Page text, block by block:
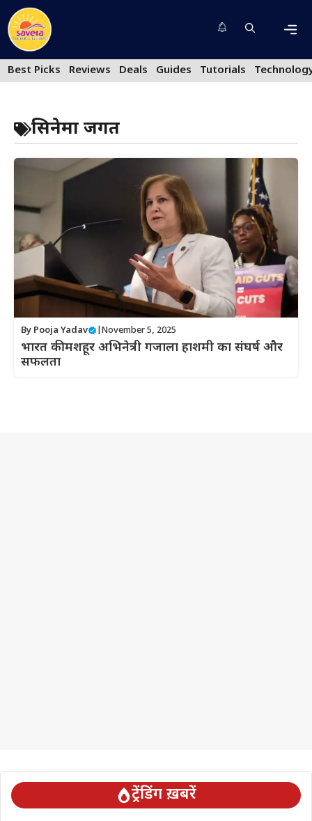
Skip
to
content
Best Picks
Reviews Deals Guides Tutorials
सिनेमा जगत
By Pooja Yadav November 5, 2025
भारत की मशहूर अभिनेत्री गजाला हाशमी का संघर्ष और
सफलता
ट्रेंडिंग ख़बरें